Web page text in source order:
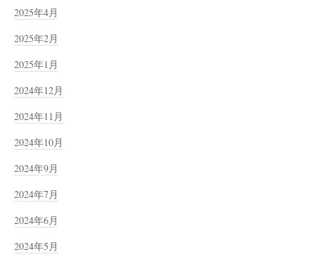
2025年4月
2025年2月
2025年1月
2024年12月
2024年11月
2024年10月
2024年9月
2024年7月
2024年6月
2024年5月